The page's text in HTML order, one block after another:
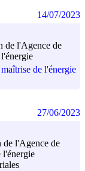
de l'Agence de
de l'énergie
14/07/2023
de l'Agence de
l'énergie
27/06/2023